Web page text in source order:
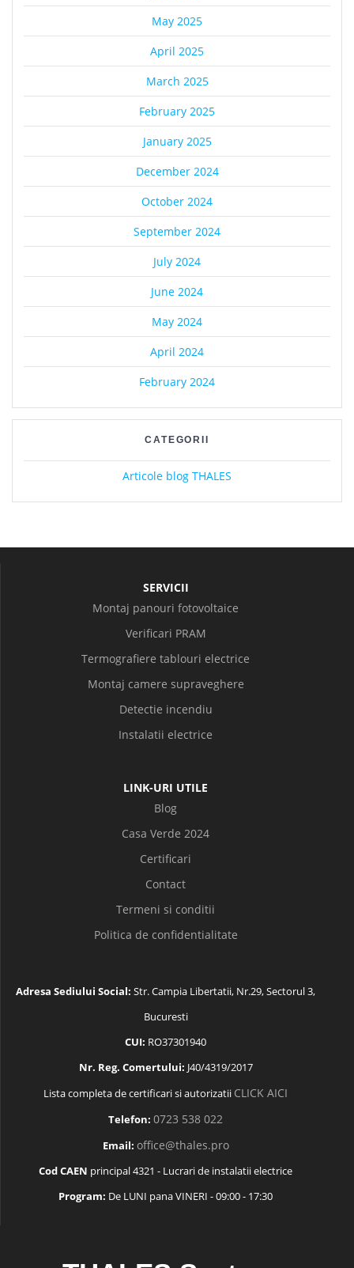
May 2025
April 2025
March 2025
February 2025
January 2025
December 2024
October 2024
September 2024
July 2024
June 2024
May 2024
April 2024
February 2024
CATEGORII
Articole blog THALES
SERVICII
Montaj panouri fotovoltaice
Verificari PRAM
Termografiere tablouri electrice
Montaj camere supraveghere
Detectie incendiu
Instalatii electrice
LINK-URI UTILE
Blog
Casa Verde 2024
Certificari
Contact
Termeni si conditii
Politica de confidentialitate
Adresa Sediului Social: Str. Campia Libertatii, Nr.29, Sectorul 3,
Bucuresti
CUI: RO37301940
Nr. Reg. Comertului: J40/4319/2017
Lista completa de certificari si autorizatii CLICK AICI
Telefon: 0723 538 022
Email: office@thales.pro
Cod CAEN principal 4321 - Lucrari de instalatii electrice
Program: De LUNI pana VINERI - 09:00 - 17:30